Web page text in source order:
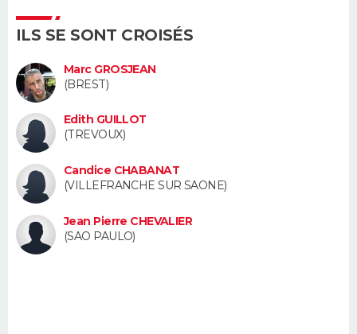
COPAINS D'AVANT
FORUM
Bricolage
Lifestyle
Culture
Sport
Auto
Television
Voyage
Cinema
ILS SE SONT CROISÉS
Marc GROSJEAN
(BREST)
Edith GUILLOT
(TREVOUX)
Candice CHABANAT
(VILLEFRANCHE SUR SAONE)
Jean Pierre CHEVALIER
(SAO PAULO)